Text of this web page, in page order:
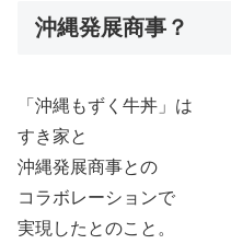
沖縄発展商事？
「沖縄もずく牛丼」は
すき家と
沖縄発展商事との
コラボレーションで
実現したとのこと。